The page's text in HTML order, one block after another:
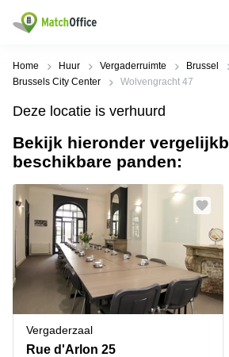
Huur & verhuur
Soorten
commerciële
Kantoor
Business
centers
huren
Coworking
Vergaderzaal
huren
Virtueel
Populaire
Steden
Gent
Brugge
Brussel
Diegem
Dilbeek
Doornik
Mechelen
Populaire
zoekopdrachten
Kantoor
te huur
Hasselt
Kantoor
te huur
in Genk
Bedrijvencentrum
Sint-Pieters-
Leeuw
Kantoor
te huur in
Hulp
Over ons
Registreer uw kantoor
Prijs
Log in
Kies een taal
Frans
Home Huur Vergaderruimte
Brussel
Brussels City Center
Wolvengracht 47
Deze locatie is verhuurd
Bekijk hieronder
beschikbare panden:
Vergaderzaal
Rue d'Arlon 25